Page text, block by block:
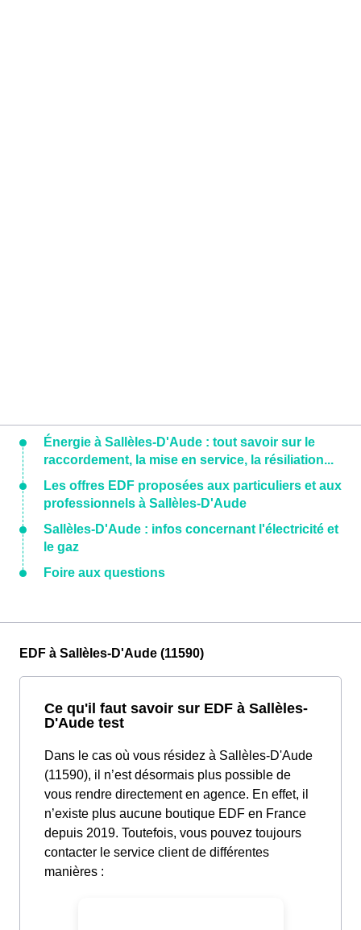
Énergie à Sallèles-D'Aude : tout savoir sur le
raccordement, la mise en service, la résiliation...
Les offres EDF proposées aux particuliers et aux
professionnels à Sallèles-D'Aude
Sallèles-D'Aude : infos concernant l'électricité et
le gaz
Foire aux questions
EDF à Sallèles-D'Aude (11590)
Ce qu'il faut savoir sur EDF à Sallèles-
D'Aude test
Dans le cas où vous résidez à Sallèles-D'Aude
(11590), il n’est désormais plus possible de
vous rendre directement en agence. En effet, il
n’existe plus aucune boutique EDF en France
depuis 2019. Toutefois, vous pouvez toujours
contacter le service client de différentes
manières :